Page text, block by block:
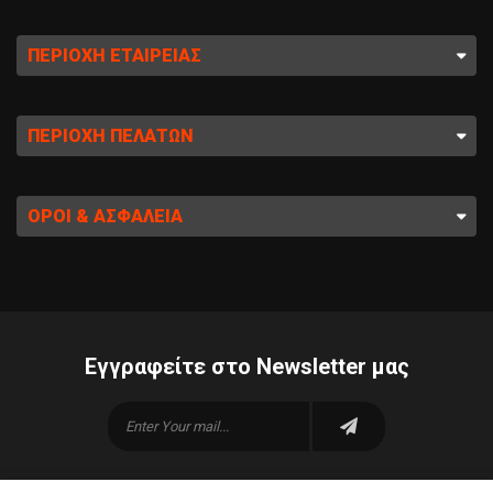
ΠΕΡΙΟΧΉ ΕΤΑΙΡΕΊΑΣ
ΠΕΡΙΟΧΉ ΠΕΛΑΤΏΝ
ΌΡΟΙ & ΑΣΦΆΛΕΙΑ
Εγγραφείτε στο Newsletter μας